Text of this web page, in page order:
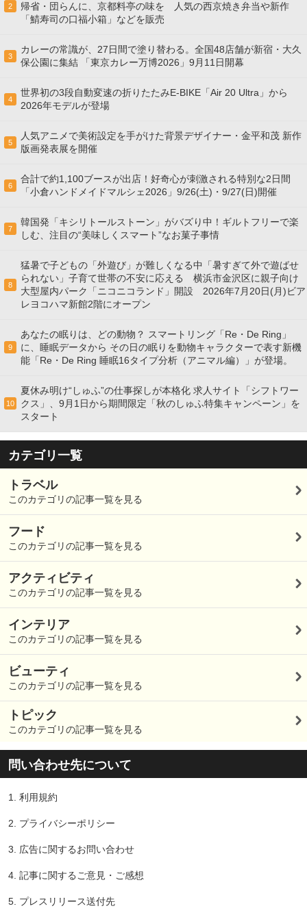
2
帰省・団らんに、京都料亭の味を 人気の西京焼き弁当や新作
「鯖寿司の口福小箱」などを販売
3
カレーの常識が、27日間で塗り替わる。全国48店舗が新宿・大久
保公園に集結 「東京カレー万博2026」9月11日開幕
4
世界初の3段自動変速の折りたたみE-BIKE「Air 20 Ultra」から
2026年モデルが登場
5
人気アニメで美術設定を手がけた背景デザイナー・金平和茂 新作
版画発表展を開催
6
合計で約1,100ブースが出店！好奇心が刺激される特別な2日間
「小倉ハンドメイドマルシェ2026」9/26(土)・9/27(日)開催
7
韓国発「キシリトールストーン」がバズり中！ギルトフリーで楽
しむ、注目の“美味しくスマート”なお菓子事情
8
猛暑で子どもの「外遊び」が難しくなる中「暑すぎて外で遊ばせ
られない」子育て世帯の不安に応える 横浜市金沢区に親子向け
大型屋内パーク「ニコニコランド」開設 2026年7月20日(月)ビア
レヨコハマ新館2階にオープン
9
あなたの眠りは、どの動物？ スマートリング「Re・De Ring」
に、睡眠データから その日の眠りを動物キャラクターで表す新機
能「Re・De Ring 睡眠16タイプ分析（アニマル編）」が登場。
10
夏休み明け“しゅふ”の仕事探しが本格化 求人サイト「シフトワー
クス」、9月1日から期間限定「秋のしゅふ特集キャンペーン」を
スタート
カテゴリ一覧
トラベル
このカテゴリの記事一覧を見る
フード
このカテゴリの記事一覧を見る
アクティビティ
このカテゴリの記事一覧を見る
インテリア
このカテゴリの記事一覧を見る
ビューティ
このカテゴリの記事一覧を見る
トピック
このカテゴリの記事一覧を見る
問い合わせ先について
1. 利用規約
2. プライバシーポリシー
3. 広告に関するお問い合わせ
4. 記事に関するご意見・ご感想
5. プレスリリース送付先